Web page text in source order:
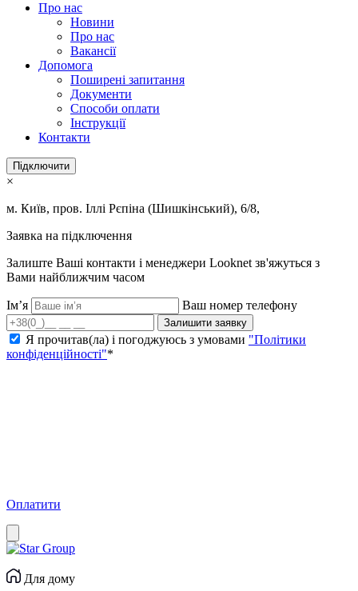
Про нас
Новини
Про нас
Вакансії
Допомога
Поширені запитання
Документи
Способи оплати
Інструкції
Контакти
Підключити
×
м. Київ, пров. Іллі Рєпіна (Шишкінський), 6/8,
Заявка на підключення
Залиште Ваші контакти і менеджери Looknet зв'яжуться з
Вами найближчим часом
Ім’я Ваш номер телефону
Залишити заявку
Я прочитав(ла) і погоджуюсь з умовами "Політики
конфіденційності"*
Оплатити
Для дому